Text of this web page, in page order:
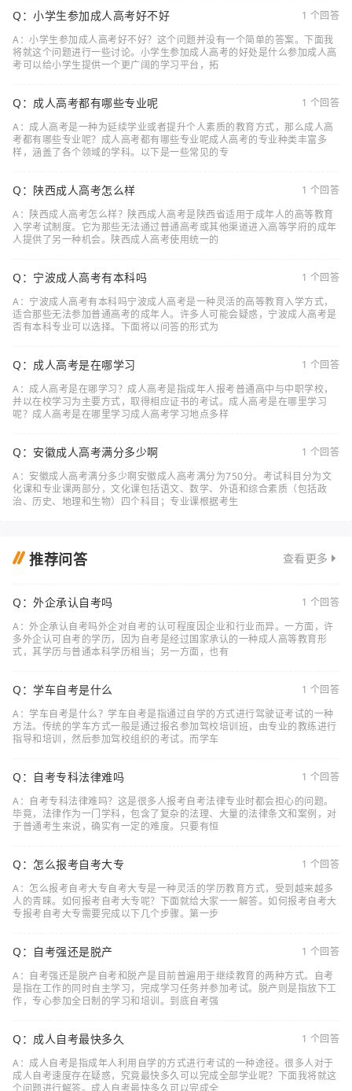
Q：小学生参加成人高考好不好
1 个回答
A：小学生参加成人高考好不好？这个问题并没有一个简单的答案。下面我
将就这个问题进行一些讨论。小学生参加成人高考的好处是什么参加成人高
考可以给小学生提供一个更广阔的学习平台，拓
Q：成人高考都有哪些专业呢
1 个回答
A：成人高考是一种为延续学业或者提升个人素质的教育方式，那么成人高
考都有哪些专业呢？成人高考都有哪些专业呢成人高考的专业种类丰富多
样，涵盖了各个领域的学科。以下是一些常见的专
Q：陕西成人高考怎么样
1 个回答
A：陕西成人高考怎么样？陕西成人高考是陕西省适用于成年人的高等教育
入学考试制度。它为那些无法通过普通高考或其他渠道进入高等学府的成年
人提供了另一种机会。陕西成人高考使用统一的
Q：宁波成人高考有本科吗
1 个回答
A：宁波成人高考有本科吗宁波成人高考是一种灵活的高等教育入学方式，
适合那些无法参加普通高考的成年人。许多人可能会疑惑，宁波成人高考是
否有本科专业可以选择。下面将以问答的形式为
Q：成人高考是在哪学习
1 个回答
A：成人高考是在哪学习？成人高考是指成年人报考普通高中与中职学校，
并以在校学习为主要方式，取得相应证书的考试。成人高考是在哪里学习
呢？成人高考是在哪里学习成人高考学习地点多样
Q：安徽成人高考满分多少啊
1 个回答
A：安徽成人高考满分多少啊安徽成人高考满分为750分。考试科目分为文
化课和专业课两部分，文化课包括语文、数学、外语和综合素质（包括政
治、历史、地理和生物）四个科目；专业课根据考生
推荐问答 查看更多
Q：外企承认自考吗
1 个回答
A：外企承认自考吗外企对自考的认可程度因企业和行业而异。一方面，许
多外企认可自考的学历，因为自考是经过国家承认的一种成人高等教育形
式，其学历与普通本科学历相当；另一方面，也有
Q：学车自考是什么
1 个回答
A：学车自考是什么？学车自考是指通过自学的方式进行驾驶证考试的一种
方法。传统的学车方式一般是通过报名参加驾校培训班，由专业的教练进行
指导和培训，然后参加驾校组织的考试。而学车
Q：自考专科法律难吗
1 个回答
A：自考专科法律难吗？这是很多人报考自考法律专业时都会担心的问题。
毕竟，法律作为一门学科，包含了复杂的法理、大量的法律条文和案例，对
于普通考生来说，确实有一定的难度。只要有恒
Q：怎么报考自考大专
1 个回答
A：怎么报考自考大专自考大专是一种灵活的学历教育方式，受到越来越多
人的青睐。如何报考自考大专呢？下面就给大家一一解答。如何报考自考大
专报考自考大专需要完成以下几个步骤。第一步
Q：自考强还是脱产
1 个回答
A：自考强还是脱产自考和脱产是目前普遍用于继续教育的两种方式。自考
是指在工作的同时自主学习，完成学习任务并参加考试。脱产则是指放下工
作，专心参加全日制的学习和培训。到底自考强
Q：成人自考最快多久
1 个回答
A：成人自考是指成年人利用自学的方式进行考试的一种途径。很多人对于
成人自考速度存在疑惑，究竟最快多久可以完成全部学业呢？下面我将就这
个问题进行解答。成人自考最快多久可以完成全